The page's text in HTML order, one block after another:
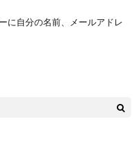
に自分の名前、メールアドレ